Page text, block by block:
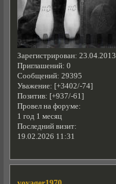
Зарегистрирован: 23.04.2013
Приглашений: 0
Сообщений: 29395
Уважение: [+3402/-74]
Позитив: [+937/-61]
Провел на форуме:
1 год 1 месяц
Последний визит:
19.02.2026 11:31